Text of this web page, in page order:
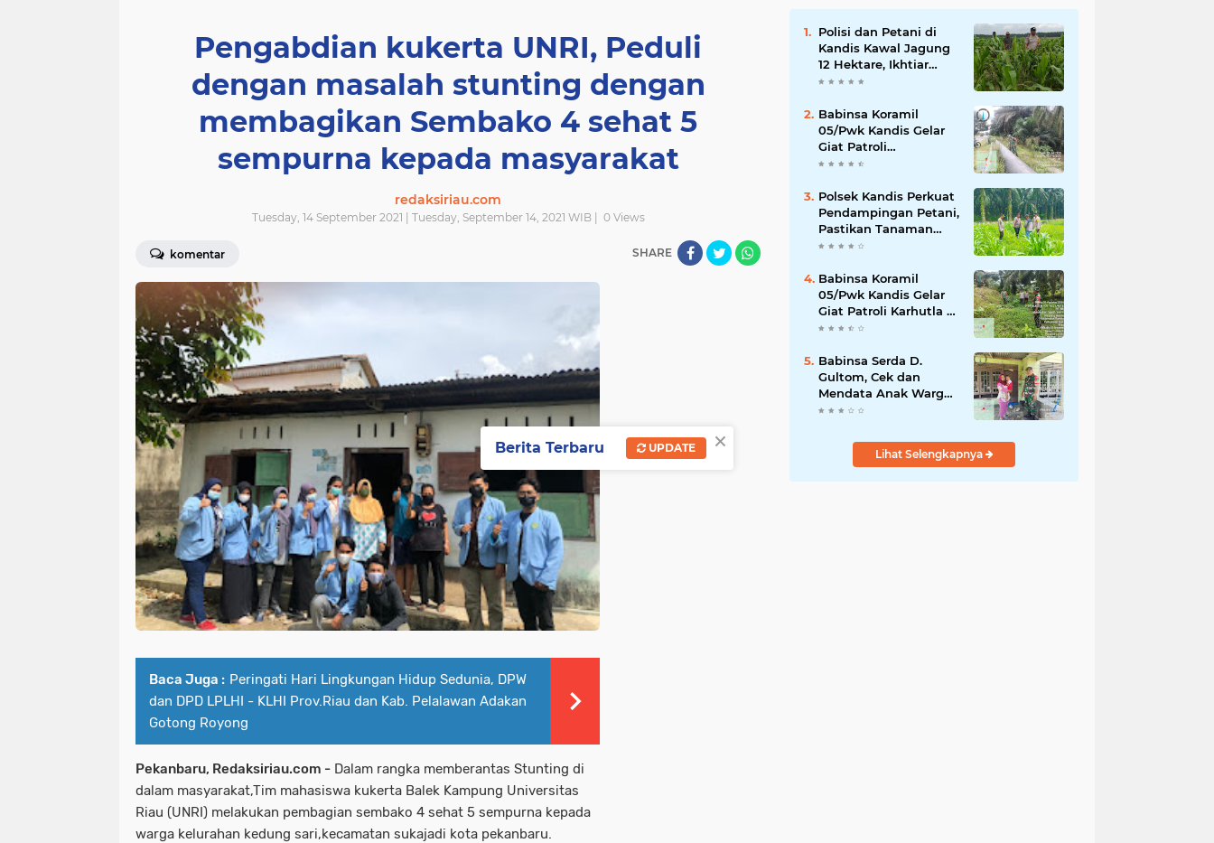
Pengabdian kukerta UNRI, Peduli
dengan masalah stunting dengan
membagikan Sembako 4 sehat 5
sempurna kepada masyarakat
redaksiriau.com
Tuesday, 14 September 2021 | Tuesday, September 14, 2021 WIB | 0Views
komentar SHARE
Baca Juga : Peringati Hari Lingkungan Hidup Sedunia, DPW
dan DPD LPLHI - KLHI Prov.Riau dan Kab. Pelalawan Adakan
Gotong Royong
Pekanbaru, Redaksiriau.com - Dalam rangka memberantas Stunting di
dalam masyarakat,Tim mahasiswa kukerta Balek Kampung Universitas
Riau (UNRI) melakukan pembagian sembako 4 sehat 5 sempurna kepada
warga kelurahan kedung sari,kecamatan sukajadi kota pekanbaru.
Polisi dan Petani di
Kandis Kawal Jagung
12 Hektare, Ikhtiar
Menjaga Ketahanan
Babinsa Koramil
05/Pwk Kandis Gelar
Giat Patroli
Pengamanan Line
Kandis Kandis
Polsek Kandis Perkuat
Pendampingan Petani,
Pastikan Tanaman
Jagung Tumbuh
Swasembada Pangan
Nasional
Babinsa Koramil
05/Pwk Kandis Gelar
Giat Patroli Karhutla di
Wilayah Kelurahan
Babinsa Serda D.
Gultom, Cek dan
Mendata Anak Warga
Yang Stunting
Lihat Selengkapnya
×
Berita Terbaru UPDATE